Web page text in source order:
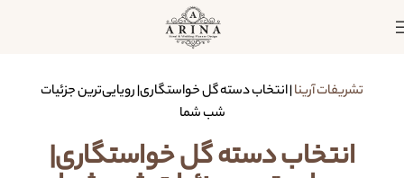
تشریفات آرینا|انتخاب دسته گل خواستگاری| رویایی‌ترین جزئیات
شب شما
انتخاب دسته گل خواستگاری|